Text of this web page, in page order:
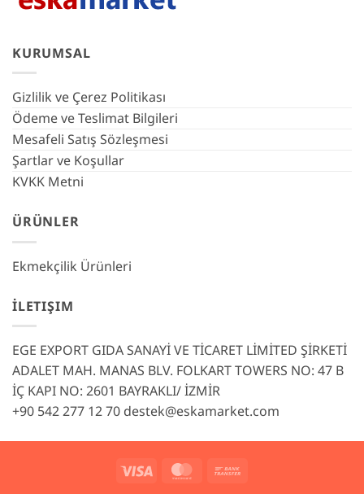
KURUMSAL
Gizlilik ve Çerez Politikası
Ödeme ve Teslimat Bilgileri
Mesafeli Satış Sözleşmesi
Şartlar ve Koşullar
KVKK Metni
ÜRÜNLER
Ekmekçilik Ürünleri
İLETIŞIM
EGE EXPORT GIDA SANAYİ VE TİCARET LİMİTED ŞİRKETİ
ADALET MAH. MANAS BLV. FOLKART TOWERS NO: 47 B
İÇ KAPI NO: 2601 BAYRAKLI/ İZMİR
+90 542 277 12 70 destek@eskamarket.com
Visa MasterCard